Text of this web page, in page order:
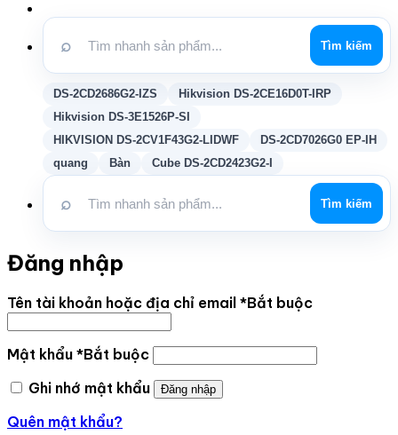
⌕ Tìm kiếm
DS-2CD2686G2-IZS
Hikvision DS-2CE16D0T-IRP
Hikvision DS-3E1526P-SI
HIKVISION DS-2CV1F43G2-LIDWF
DS-2CD7026G0 EP-IH
quang
Bàn Cube DS-2CD2423G2-I
⌕ Tìm kiếm
Đăng nhập
Tên tài khoản hoặc địa chỉ email *Bắt buộc
Mật khẩu *Bắt buộc
Ghi nhớ mật khẩu
Đăng nhập
Quên mật khẩu?